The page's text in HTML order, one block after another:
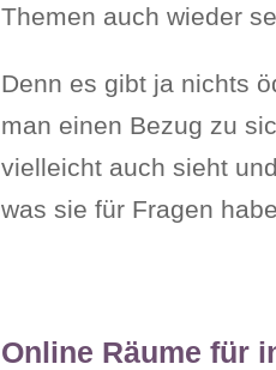
Themen auch wieder
Denn es gibt ja nichts
man einen Bezug zu
vielleicht auch sieht
was sie für Fragen
Online Räume für